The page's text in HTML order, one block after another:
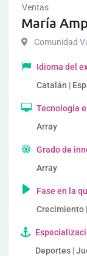
Ventas
María
Comunidad
Idioma del
Catalán |
Tecnología
Array
Grado de
Array
Fase en la
Crecimiento
Deportes |